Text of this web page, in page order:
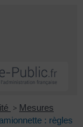
> Mesures
: règles